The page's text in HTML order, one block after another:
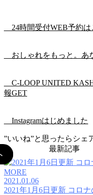
24時間受付WEB予約は
おしゃれをもっと。あ
C-LOOP UNITED
報GET
Instagramはじめました
”いいね”と思ったらシェ
最新記事
MORE
2021.01.06
2021年1月6日更新 コロ